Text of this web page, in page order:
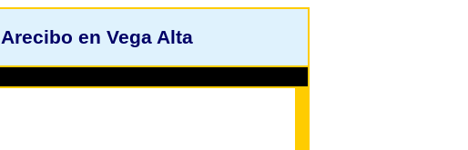
en Vega Alta